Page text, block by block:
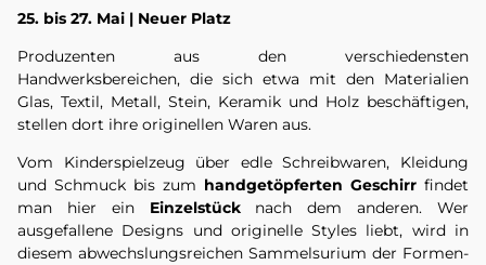
25. bis 27. Mai | Neuer Platz
Produzenten aus den verschiedensten
Handwerksbereichen, die sich etwa mit den Materialien
Glas, Textil, Metall, Stein, Keramik und Holz beschäftigen,
stellen dort ihre originellen Waren aus.
Vom Kinderspielzeug über edle Schreibwaren, Kleidung
und Schmuck bis zum handgetöpferten Geschirr findet
man hier ein Einzelstück nach dem anderen. Wer
ausgefallene Designs und originelle Styles liebt, wird in
diesem abwechslungsreichen Sammelsurium der Formen-